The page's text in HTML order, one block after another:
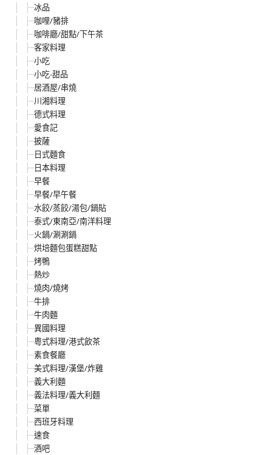
冰品
咖哩/豬排
咖啡廳/甜點/下午茶
客家料理
小吃
小吃-甜品
居酒屋/串燒
川湘料理
德式料理
愛食記
披薩
日式麵食
日本料理
早餐
早餐/早午餐
水餃/蒸餃/湯包/鍋貼
泰式/東南亞/南洋料理
火鍋/涮涮鍋
烘培麵包蛋糕甜點
烤鴨
熱炒
燒肉/燒烤
牛排
牛肉麵
異國料理
粵式料理/港式飲茶
素食餐廳
美式料理/漢堡/炸雞
義大利麵
義法料理/義大利麵
菜單
西班牙料理
速食
酒吧